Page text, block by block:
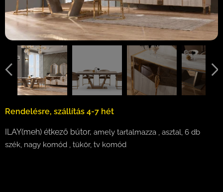
Rendelésre, szállítás 4-7 hét
ILAY(meh) étkező bútor, amely tartalmazza , asztal, 6 db
szék, nagy komód , tükör, tv komód